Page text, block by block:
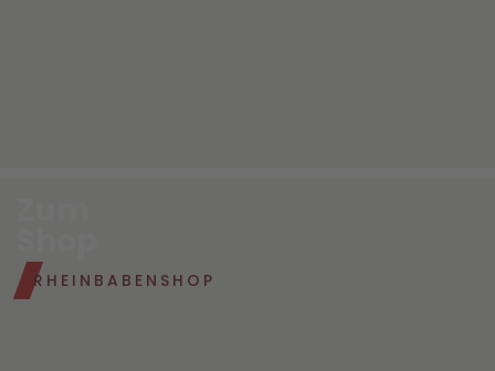
RHEINBABENSHOP